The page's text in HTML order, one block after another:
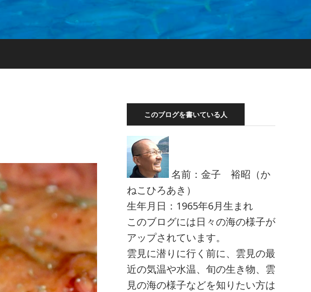
このブログを書いている人
名前：金子 裕昭（か
ねこひろあき）
生年月日：1965年6月生まれ
このブログには日々の海の様子が
アップされています。
雲見に潜りに行く前に、雲見の最
近の気温や水温、旬の生き物、雲
見の海の様子などを知りたい方は